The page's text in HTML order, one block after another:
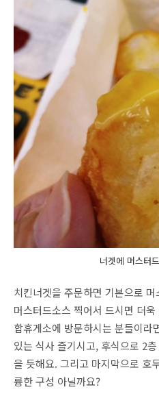
너겟에 머스터
치킨너겟을 주문하면 기본으로
머스터드소스 찍어서 드시면 더
합휴게소에 방문하시는 분들이라
있는 식사 즐기시고, 후식으로 2
을 듯해요. 그리고 마지막으로 호
륭한 구성 아닐까요?